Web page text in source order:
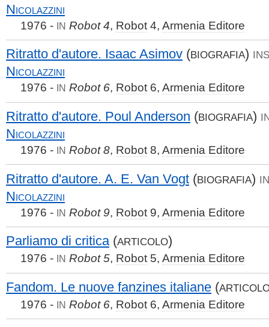
Nicolazzini
1976 - IN Robot 4, Robot 4, Armenia Editore
Ritratto d'autore. Isaac Asimov (BIOGRAFIA)
Nicolazzini
1976 - IN Robot 6, Robot 6, Armenia Editore
Ritratto d'autore. Poul Anderson (BIOGRAFIA)
Nicolazzini
1976 - IN Robot 8, Robot 8, Armenia Editore
Ritratto d'autore. A. E. Van Vogt (BIOGRAFIA)
Nicolazzini
1976 - IN Robot 9, Robot 9, Armenia Editore
Parliamo di critica(ARTICOLO)
1976 - IN Robot 5, Robot 5, Armenia Editore
Fandom. Le nuove fanzines italiane (
1976 - IN Robot 6, Robot 6, Armenia Editore